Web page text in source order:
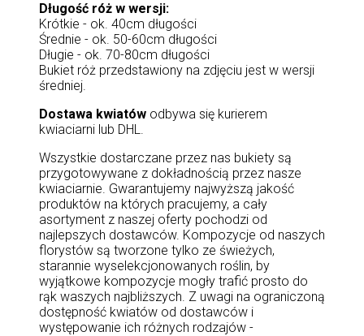
Długość róż w wersji:
Krótkie - ok. 40cm długości
Średnie - ok. 50-60cm długości
Długie - ok. 70-80cm długości
Bukiet róż przedstawiony na zdjęciu jest w wersji
średniej.
Dostawa kwiatów odbywa się kurierem
kwiaciarni lub DHL.
Wszystkie dostarczane przez nas bukiety są
przygotowywane z dokładnością przez nasze
kwiaciarnie. Gwarantujemy najwyższą jakość
produktów na których pracujemy, a cały
asortyment z naszej oferty pochodzi od
najlepszych dostawców. Kompozycje od naszych
florystów są tworzone tylko ze świeżych,
starannie wyselekcjonowanych roślin, by
wyjątkowe kompozycje mogły trafić prosto do
rąk waszych najbliższych. Z uwagi na ograniczoną
dostępność kwiatów od dostawców i
występowanie ich różnych rodzajów -